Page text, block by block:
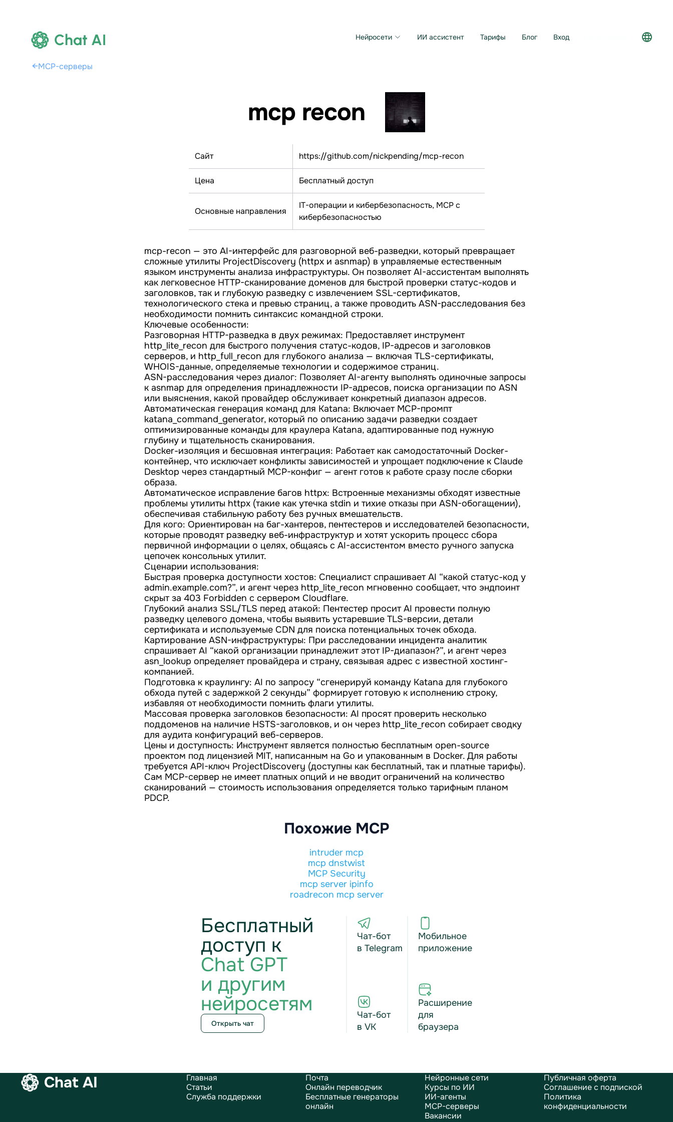
Chat AI Нейросети ИИ ассистент Тарифы Блог Вход
←MCP-серверы
mcp recon
Сайт https://github.com/nickpending/mcp-recon
Цена Бесплатный доступ
Основные направления
IT-операции и кибербезопасность, МСР с
кибербезопасностью
mcp-recon — это AI-интерфейс для разговорной веб-разведки, который превращает
сложные утилиты ProjectDiscovery (httpx и asnmap) в управляемые естественным
языком инструменты анализа инфраструктуры. Он позволяет AI-ассистентам выполнять
как легковесное HTTP-сканирование доменов для быстрой проверки статус-кодов и
заголовков, так и глубокую разведку с извлечением SSL-сертификатов,
технологического стека и превью страниц, а также проводить ASN-расследования без
необходимости помнить синтаксис командной строки.
Ключевые особенности:
Разговорная HTTP-разведка в двух режимах: Предоставляет инструмент
http_lite_recon для быстрого получения статус-кодов, IP-адресов и заголовков
серверов, и http_full_recon для глубокого анализа — включая TLS-сертификаты,
WHOIS-данные, определяемые технологии и содержимое страниц.
ASN-расследования через диалог: Позволяет AI-агенту выполнять одиночные запросы
к asnmap для определения принадлежности IP-адресов, поиска организации по ASN
или выяснения, какой провайдер обслуживает конкретный диапазон адресов.
Автоматическая генерация команд для Katana: Включает MCP-промпт
katana_command_generator, который по описанию задачи разведки создает
оптимизированные команды для краулера Katana, адаптированные под нужную
глубину и тщательность сканирования.
Docker-изоляция и бесшовная интеграция: Работает как самодостаточный Docker-
контейнер, что исключает конфликты зависимостей и упрощает подключение к Claude
Desktop через стандартный MCP-конфиг — агент готов к работе сразу после сборки
образа.
Автоматическое исправление багов httpx: Встроенные механизмы обходят известные
проблемы утилиты httpx (такие как утечка stdin и тихие отказы при ASN-обогащении),
обеспечивая стабильную работу без ручных вмешательств.
Для кого: Ориентирован на баг-хантеров, пентестеров и исследователей безопасности,
которые проводят разведку веб-инфраструктур и хотят ускорить процесс сбора
первичной информации о целях, общаясь с AI-ассистентом вместо ручного запуска
цепочек консольных утилит.
Сценарии использования:
Быстрая проверка доступности хостов: Специалист спрашивает AI “какой статус-код у
admin.example.com?”, и агент через http_lite_recon мгновенно сообщает, что эндпоинт
скрыт за 403 Forbidden с сервером Cloudflare.
Глубокий анализ SSL/TLS перед атакой: Пентестер просит AI провести полную
разведку целевого домена, чтобы выявить устаревшие TLS-версии, детали
сертификата и используемые CDN для поиска потенциальных точек обхода.
Картирование ASN-инфраструктуры: При расследовании инцидента аналитик
спрашивает AI “какой организации принадлежит этот IP-диапазон?”, и агент через
asn_lookup определяет провайдера и страну, связывая адрес с известной хостинг-
компанией.
Подготовка к краулингу: AI по запросу “сгенерируй команду Katana для глубокого
обхода путей с задержкой 2 секунды” формирует готовую к исполнению строку,
избавляя от необходимости помнить флаги утилиты.
Массовая проверка заголовков безопасности: AI просят проверить несколько
поддоменов на наличие HSTS-заголовков, и он через http_lite_recon собирает сводку
для аудита конфигураций веб-серверов.
Цены и доступность: Инструмент является полностью бесплатным open-source
проектом под лицензией MIT, написанным на Go и упакованным в Docker. Для работы
требуется API-ключ ProjectDiscovery (доступны как бесплатный, так и платные тарифы).
Сам MCP-сервер не имеет платных опций и не вводит ограничений на количество
сканирований — стоимость использования определяется только тарифным планом
PDCP.
Похожие MCP
intruder mcp
mcp dnstwist
MCP Security
mcp server ipinfo
roadrecon mcp server
Бесплатный
доступ к
Chat GPT
и другим
нейросетям
Открыть чат
Чат-бот
в Telegram
Чат-бот
в VK
Мобильное
приложение
Расширение
для
браузера
Chat AI
Главная
Статьи
Служба поддержки
Почта
Онлайн переводчик
Бесплатные генераторы
онлайн
Нейронные сети
Курсы по ИИ
ИИ-агенты
MCP-серверы
Вакансии
Публичная оферта
Соглашение с подпиской
Политика
конфиденциальности